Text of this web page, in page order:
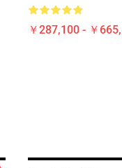
￥287,100 - ￥